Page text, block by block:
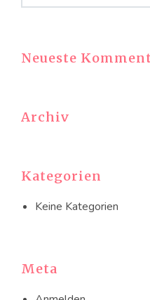
nach:
Neueste
Archiv
Kategorien
Keine Kategorien
Meta